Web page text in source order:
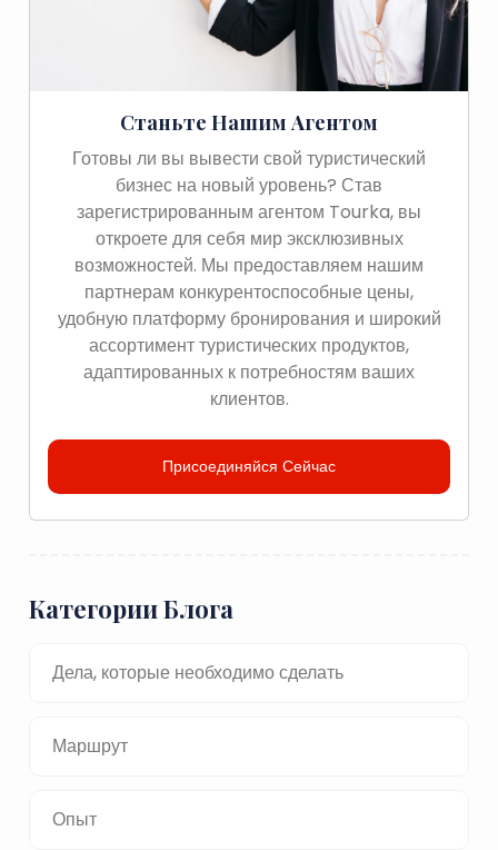
Станьте Нашим Агентом
Готовы ли вы вывести свой туристический
бизнес на новый уровень? Став
зарегистрированным агентом Tourka, вы
откроете для себя мир эксклюзивных
возможностей. Мы предоставляем нашим
партнерам конкурентоспособные цены,
удобную платформу бронирования и широкий
ассортимент туристических продуктов,
адаптированных к потребностям ваших
клиентов.
Присоединяйся Сейчас
Категории Блога
Дела, которые необходимо сделать
Маршрут
Опыт